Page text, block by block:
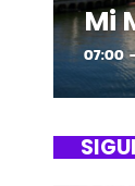
Mi
07:00